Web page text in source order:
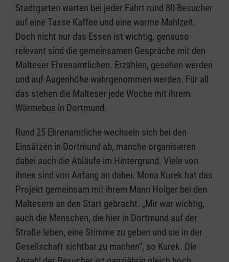
Stadtgarten warten bei jeder Fahrt rund 80 Besucher
auf eine Tasse Kaffee und eine warme Mahlzeit.
Doch nicht nur das Essen ist wichtig, genauso
relevant sind die gemeinsamen Gespräche mit den
Malteser Ehrenamtlichen. Erzählen, gesehen werden
und auf Augenhöhe wahrgenommen werden. Für all
das stehen die Malteser jede Woche mit ihrem
Wärmebus in Dortmund.
Rund 25 Ehrenamtliche wechseln sich bei den
Einsätzen in Dortmund ab, manche organisieren
dabei auch die Abläufe im Hintergrund. Viele von
ihnen sind von Anfang an dabei. Mona Kurek hat das
Projekt gemeinsam mit ihrem Mann Holger bei den
Maltesern an den Start gebracht. „Mir war wichtig,
auch die Menschen, die hier in Dortmund auf der
Straße leben, eine Stimme zu geben und sie in der
Gesellschaft sichtbar zu machen“, so Kurek. Die